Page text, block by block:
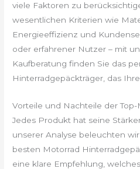
viele Faktoren zu
wesentlichen Kriterien wie
Energieeffizienz und
oder erfahrener Nutzer – mit
Kaufberatung finden Sie das
Hinterradgepäckträger, das
Vorteile und Nachteile der Top-
Jedes Produkt hat seine
unserer Analyse beleuchten
besten Motorrad
eine klare Empfehlung,